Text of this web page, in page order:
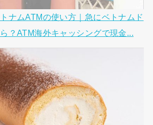
ナムATMの使い方｜急にベトナムド
？ATM海外キャッシングで現金...